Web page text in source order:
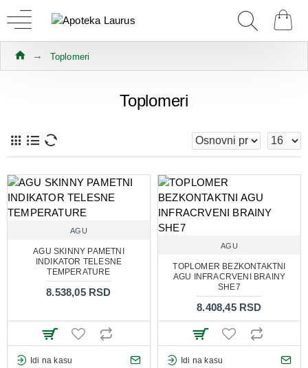
Toplomeri
Toplomeri
AGU
AGU SKINNY PAMETNI
INDIKATOR TELESNE
TEMPERATURE
8.538,05 RSD
Idi na kasu
AGU
TOPLOMER BEZKONTAKTNI
AGU INFRACRVENI BRAINY
SHE7
8.408,45 RSD
Idi na kasu